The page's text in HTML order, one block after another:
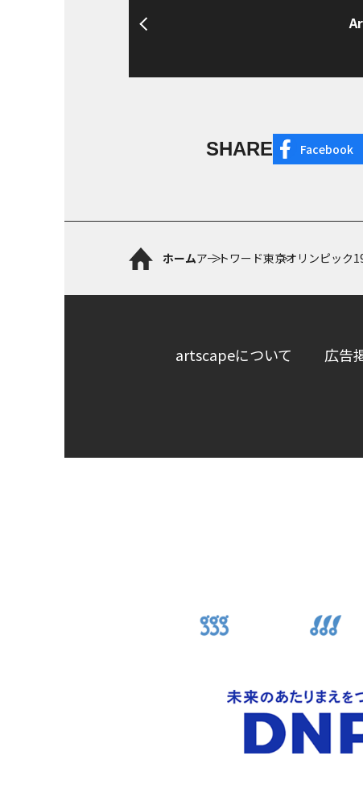
SHARE Facebook
ホームアートワード東京オリンピック
artscapeについて 広告